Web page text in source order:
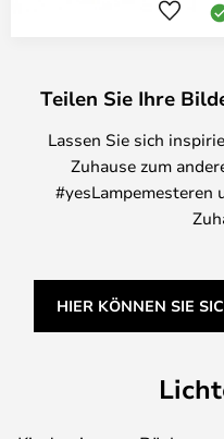
Teilen Sie Ihre
Lassen Sie sich
Zuhause zum
#yesLampemesteren
HIER KÖNNEN SIE